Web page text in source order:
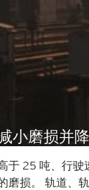
小磨损并
于 25 吨、行
磨损。 轨道、